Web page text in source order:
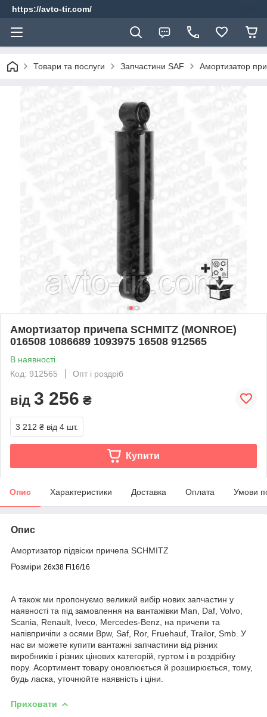
https://avto-tir.com/
Товари та послуги Запчастини SAF Амортизатор
Амортизатор причепа SCHMITZ (MONROE)
016508 1086689 1093975 16508 912565
В наявності
Код: 912565
Опт і роздріб
від 3 256 ₴
3 212 ₴ від 4 шт.
Купити
Опис Характеристики Доставка Оплата Умови
Опис
Амортизатор підвіски причепа SCHMITZ
Розміри 26x38 Fi16/16
А також ми пропонуємо великий вибір нових запчастин у
наявності та під замовлення на вантажівки Man, Daf, Volvo,
Scania, Renault, Iveco, Mercedes-Benz, на причепи та
напівпричіпи з осями Bpw, Saf, Ror, Fruehauf, Trailor, Smb. У
нас ви можете купити вантажні запчастини від різних
виробників і різних цінових категорій, гуртом і в роздрібну
пору. Асортимент товару оновлюється й розширюється, тому,
будь ласка, уточнюйте наявність і ціни.
Приховати